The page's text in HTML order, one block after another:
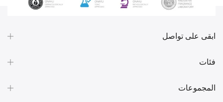
ابقى على تواصل
فئات
المجموعات